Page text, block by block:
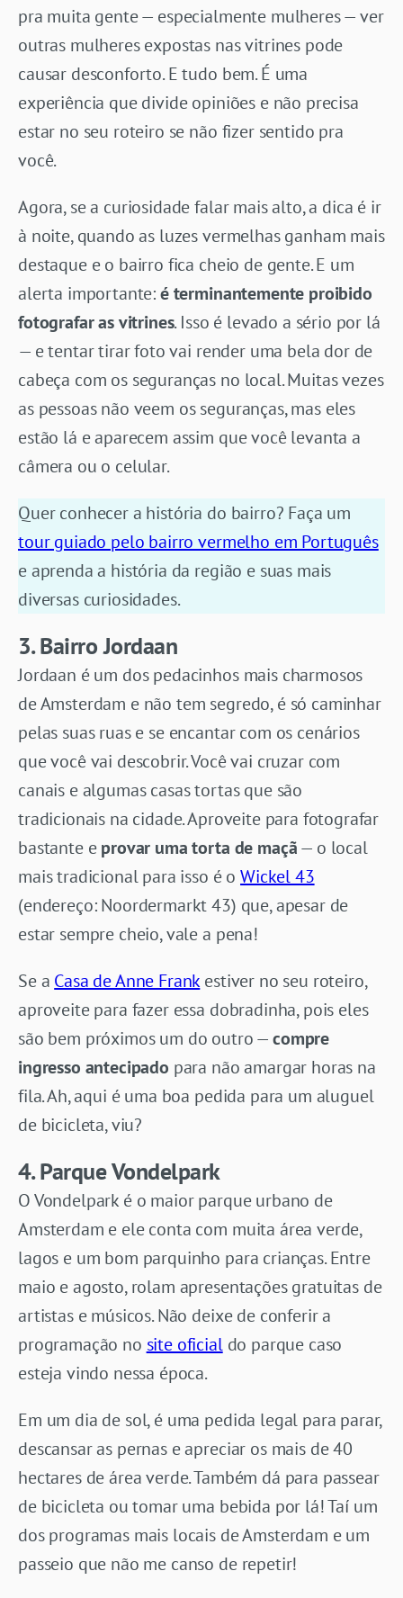
pra muita gente — especialmente mulheres — ver
outras mulheres expostas nas vitrines pode
causar desconforto. E tudo bem. É uma
experiência que divide opiniões e não precisa
estar no seu roteiro se não fizer sentido pra
você.
Agora, se a curiosidade falar mais alto, a dica é ir
à noite, quando as luzes vermelhas ganham mais
destaque e o bairro fica cheio de gente. E um
alerta importante:é terminantemente proibido
fotografar as vitrines. Isso é levado a sério por lá
— e tentar tirar foto vai render uma bela dor de
cabeça com os seguranças no local. Muitas vezes
as pessoas não veem os seguranças, mas eles
estão lá e aparecem assim que você levanta a
câmera ou o celular.
Quer conhecer a história do bairro? Faça um
tour guiado pelo bairro vermelho em Português
e aprenda a história da região e suas mais
diversas curiosidades.
3. Bairro Jordaan
Jordaan é um dos pedacinhos mais charmosos
de Amsterdam e não tem segredo, é só caminhar
pelas suas ruas e se encantar com os cenários
que você vai descobrir. Você vai cruzar com
canais e algumas casas tortas que são
tradicionais na cidade. Aproveite para fotografar
bastante eprovar uma torta de maçã— o local
mais tradicional para isso é oWickel 43
(endereço: Noordermarkt 43) que, apesar de
estar sempre cheio, vale a pena!
Se a Casa de Anne Frank estiver no seu roteiro,
aproveite para fazer essa dobradinha, pois eles
são bem próximos um do outro —compre
ingresso antecipado para não amargar horas na
fila. Ah, aqui é uma boa pedida para um aluguel
de bicicleta, viu?
4. Parque Vondelpark
O Vondelpark é o maior parque urbano de
Amsterdam e ele conta com muita área verde,
lagos e um bom parquinho para crianças. Entre
maio e agosto, rolam apresentações gratuitas de
artistas e músicos. Não deixe de conferir a
programação no site oficialdo parque caso
esteja vindo nessa época.
Em um dia de sol, é uma pedida legal para parar,
descansar as pernas e apreciar os mais de 40
hectares de área verde. Também dá para passear
de bicicleta ou tomar uma bebida por lá! Taí um
dos programas mais locais de Amsterdam e um
passeio que não me canso de repetir!